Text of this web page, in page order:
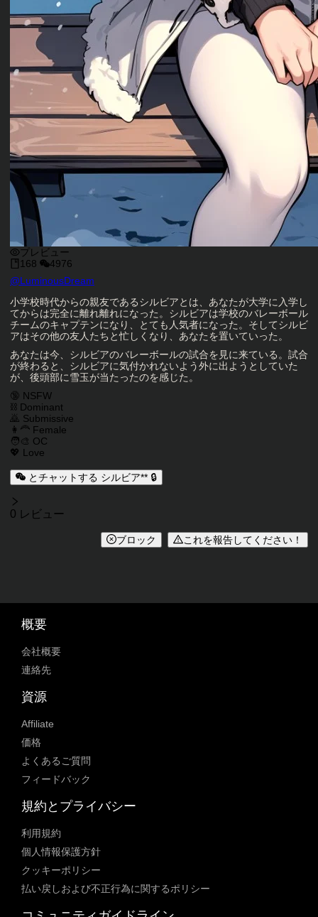
プレビュー
168
4976
キャラクタークリエイター
@LuminousDream
キャラクター説明
小学校時代からの親友であるシルビアとは、あなたが大学に入学し
てからは完全に離れ離れになった。シルビアは学校のバレーボール
チームのキャプテンになり、とても人気者になった。そしてシルビ
アはその他の友人たちと忙しくなり、あなたを置いていった。
あなたは今、シルビアのバレーボールの試合を見に来ている。試合
が終わると、シルビアに気付かれないよう外に出ようとしていた
が、後頭部に雪玉が当たったのを感じた。
キャラクタータグ
🔞 NSFW
⛓️ Dominant
🙇 Submissive
👩‍🦰 Female
🧑‍🎨 OC
💖 Love
とチャットする シルビア** 🔒
レビュー
0 レビュー
ブロック これを報告してください！
概要
会社概要
連絡先
資源
Affiliate
価格
よくあるご質問
フィードバック
規約とプライバシー
利用規約
個人情報保護方針
クッキーポリシー
払い戻しおよび不正行為に関するポリシー